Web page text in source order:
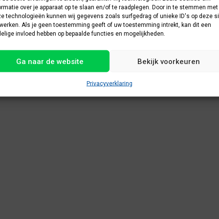
over je apparaat op te slaan en/of te raadplegen. Door in te stemmen met
technologieën kunnen wij gegevens zoals surfgedrag of unieke ID's op deze
Als je geen toestemming geeft of uw toestemming intrekt, kan dit een
invloed hebben op bepaalde functies en mogelijkheden.
Ga naar de website Bekijk voorkeuren
Privacyverklaring